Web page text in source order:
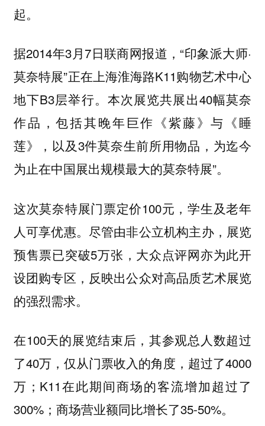
起。
据2014年3月7日联商网报道，“印象派大师·
莫奈特展”正在上海淮海路K11购物艺术中心
地下B3层举行。本次展览共展出40幅莫奈
作品，包括其晚年巨作《紫藤》与《睡
莲》，以及3件莫奈生前所用物品，为迄今
为止在中国展出规模最大的莫奈特展”。
这次莫奈特展门票定价100元，学生及老年
人可享优惠。尽管由非公立机构主办，展览
预售票已突破5万张，大众点评网亦为此开
设团购专区，反映出公众对高品质艺术展览
的强烈需求。
在100天的展览结束后，其参观总人数超过
了40万，仅从门票收入的角度，超过了4000
万；K11在此期间商场的客流增加超过了
300%；商场营业额同比增长了35-50%。